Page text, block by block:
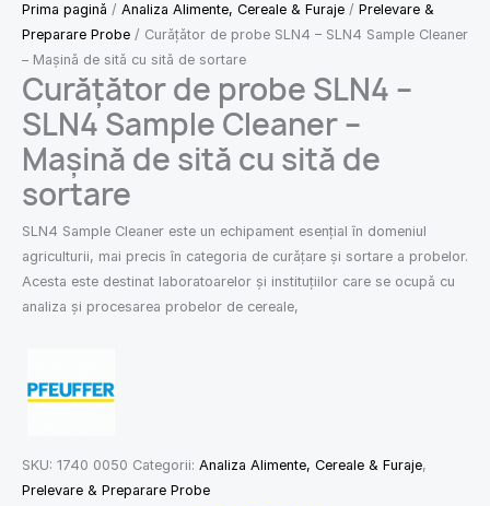
Prima pagină / Analiza Alimente, Cereale & Furaje / Prelevare &
Preparare Probe / Curățător de probe SLN4 – SLN4 Sample Cleaner
– Mașină de sită cu sită de sortare
Curățător de probe SLN4 –
SLN4 Sample Cleaner –
Mașină de sită cu sită de
sortare
SLN4 Sample Cleaner este un echipament esențial în domeniul
agriculturii, mai precis în categoria de curățare și sortare a probelor.
Acesta este destinat laboratoarelor și instituțiilor care se ocupă cu
analiza și procesarea probelor de cereale,
SKU: 1740 0050 Categorii: Analiza Alimente, Cereale & Furaje,
Prelevare & Preparare Probe